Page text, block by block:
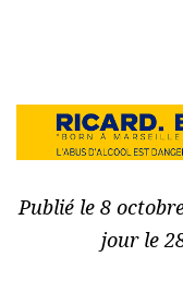
Publié le 8
jour le